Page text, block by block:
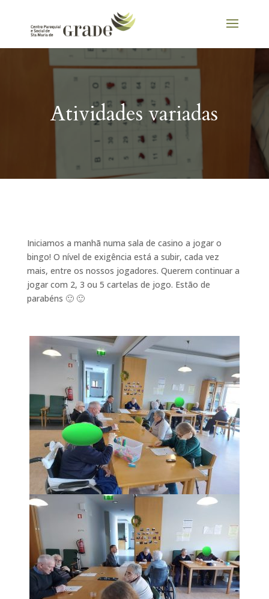
Atividades variadas
Iniciamos a manhã numa sala de casino a jogar o
bingo! O nível de exigência está a subir, cada vez
mais, entre os nossos jogadores. Querem continuar a
jogar com 2, 3 ou 5 cartelas de jogo. Estão de
parabéns 🙂 🙂